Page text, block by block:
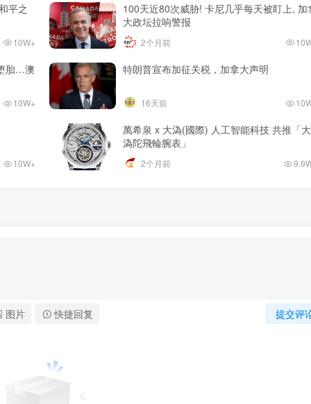
平之
10W+
100天近80次威胁! 卡尼几乎每天被盯上, 加
大政坛拉响警报
2个月前
胎…澳
10W+
特朗普宣布加征关税，加拿大声明
16天前
10W+
萬希泉 x 大溈(國際) 人工智能科技 共推「大
溈陀飛輪腕表」
2个月前
提交评
图片 快捷回复